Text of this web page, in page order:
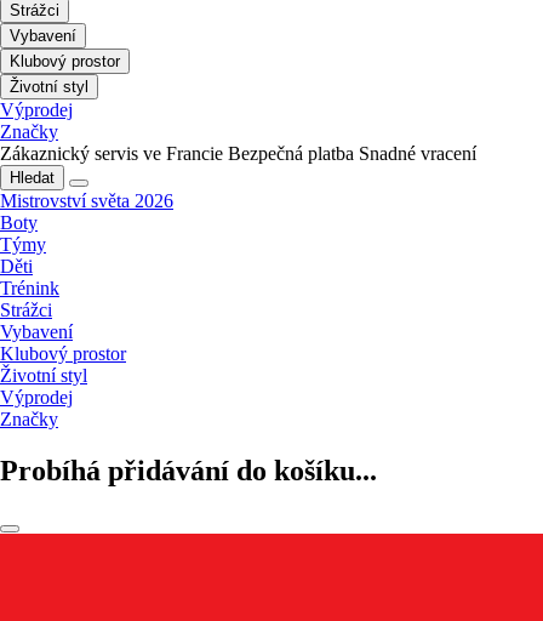
Strážci
Vybavení
Klubový prostor
Životní styl
Výprodej
Značky
Zákaznický servis ve Francie Bezpečná platba Snadné vracení
Hledat
Mistrovství světa 2026
Boty
Týmy
Děti
Trénink
Strážci
Vybavení
Klubový prostor
Životní styl
Výprodej
Značky
Probíhá přidávání do košíku...